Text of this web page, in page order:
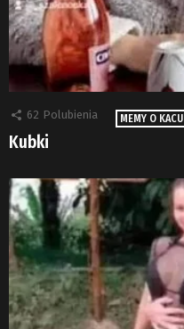
62 Polubienia MEMY O KACU
Kubki